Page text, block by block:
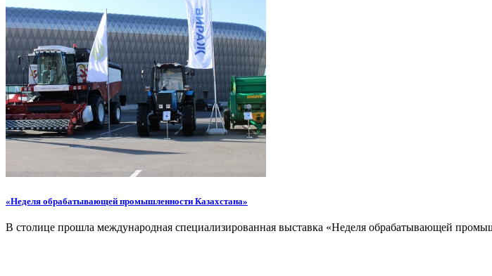
«Неделя обрабатывающей промышленности Казахстана»
В столице прошла международная специализированная выставка «Неделя обрабатывающей